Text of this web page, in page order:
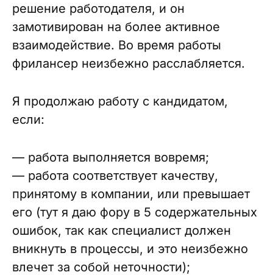
решение работодателя, и он
замотивирован на более активное
взаимодействие. Во время работы
фрилансер неизбежно расслабляется.
Я продолжаю работу с кандидатом,
если:
— работа выполняется вовремя;
— работа соответствует качеству,
принятому в компании, или превышает
его (тут я даю фору в 5 содержательных
ошибок, так как специалист должен
вникнуть в процессы, и это неизбежно
влечет за собой неточности);